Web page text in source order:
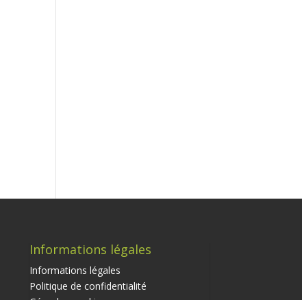
Informations légales
Informations légales
Politique de confidentialité